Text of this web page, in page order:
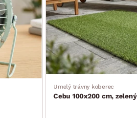
Umelý trávny koberec
Cebu 100x200 cm, zelený